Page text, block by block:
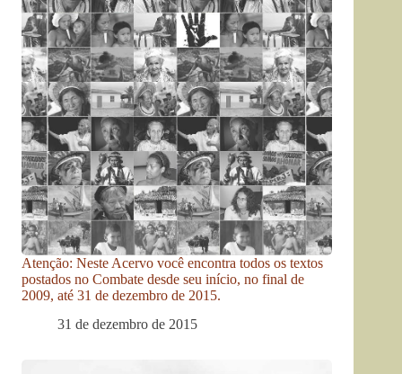
Atenção: Neste Acervo você encontra todos os textos
postados no Combate desde seu início, no final de
2009, até 31 de dezembro de 2015.
31 de dezembro de 2015